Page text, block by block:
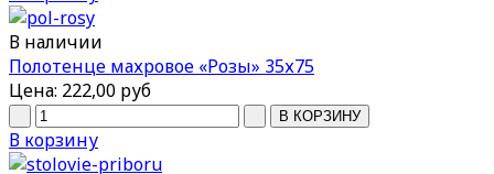
В наличии
Полотенце махровое «Розы» 35х75
Цена: 222,00 руб
В корзину